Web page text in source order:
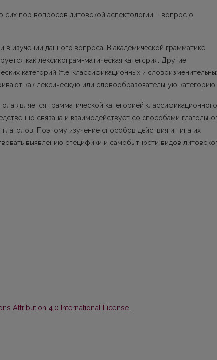
сих пор вопросов литовской аспектологии – вопрос о
в изучении данного вопроса. В академической грамматике
как лексикограм-матическая категория. Другие
кате­горий (т.е. классификационных и
как лексическую или словообразовательную категорию.
является грамматической катего­рией классификационного
связана и взаимодействует со способами
Поэтому изучение способов действия и типа их
выявлению специфики и самобытности видов
Attribution 4.0 International License